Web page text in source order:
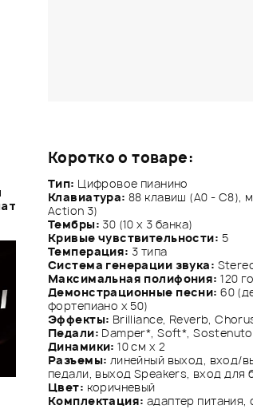
Коротко о товаре:
Тип: Цифровое пианино
Клавиатура: 88 клавиш (A0 - C8),
Action 3)
Тембры: 30 (10 х 3 банка)
Кривые чувствительности: 5
Темперация: 3 типа
Система генерации звука:
Максимальная полифония: 120
Демонстрационные песни: 60
фортепиано x 50)
Эффекты: Brilliance, Reverb,
Педали: Damper*, Soft*,
Динамики: 10 см х 2
Разъемы: линейный выход, вход/
педали, выход Speakers, вход для
Цвет: коричневый
Комплектация: адаптер